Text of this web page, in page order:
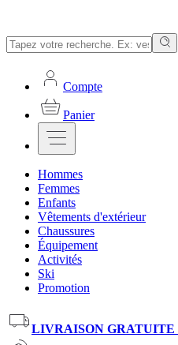
Compte
Panier
Hommes
Femmes
Enfants
Vêtements d'extérieur
Chaussures
Équipement
Activités
Ski
Promotion
LIVRAISON GRATUITE